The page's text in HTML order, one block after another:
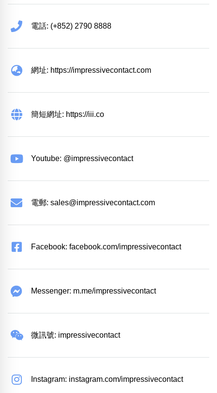
電話: (+852) 2790 8888
網址: https://impressivecontact.com
簡短網址: https://iii.co
Youtube: @impressivecontact
電郵: sales@impressivecontact.com
Facebook: facebook.com/impressivecontact
Messenger: m.me/impressivecontact
微訊號: impressivecontact
Instagram: instagram.com/impressivecontact